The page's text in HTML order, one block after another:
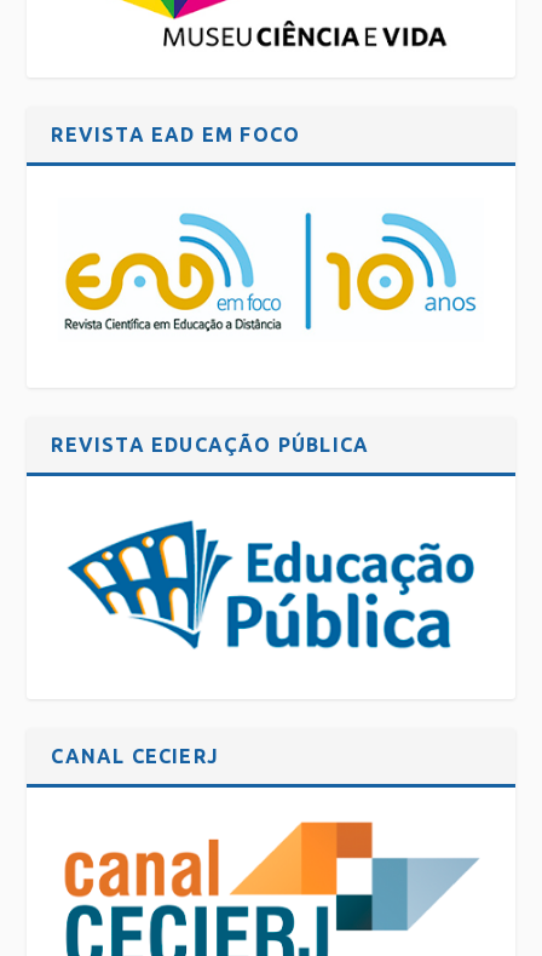
REVISTA EAD EM FOCO
REVISTA EDUCAÇÃO PÚBLICA
CANAL CECIERJ